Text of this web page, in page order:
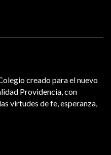
creado para el nuevo
Providencia, con
virtudes de fe, esperanza,